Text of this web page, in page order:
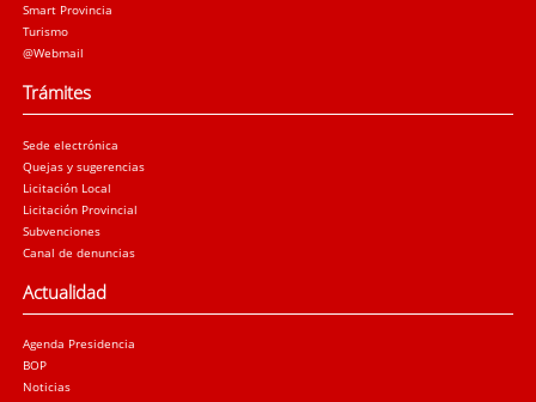
Smart Provincia
Turismo
@Webmail
Trámites
Sede electrónica
Quejas y sugerencias
Licitación Local
Licitación Provincial
Subvenciones
Canal de denuncias
Actualidad
Agenda Presidencia
BOP
Noticias